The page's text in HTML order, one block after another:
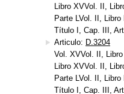
Libro XVVol. II,
Parte LVol. II,
Título I, Cap. III,
Articulo: D.3204
Vol. XVVol. II,
Libro XVVol. II,
Parte LVol. II,
Título I, Cap. III,